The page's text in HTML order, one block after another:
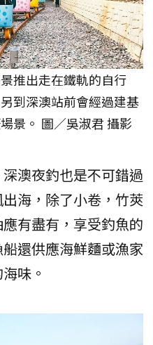
推出走在鐵軌的自行
到深澳站前會經過建基
景。 圖／吳淑君 攝影
澳夜釣也是不可錯過
海，除了小卷，竹莢
有盡有，享受釣魚的
還供應海鮮麵或漁家
味。